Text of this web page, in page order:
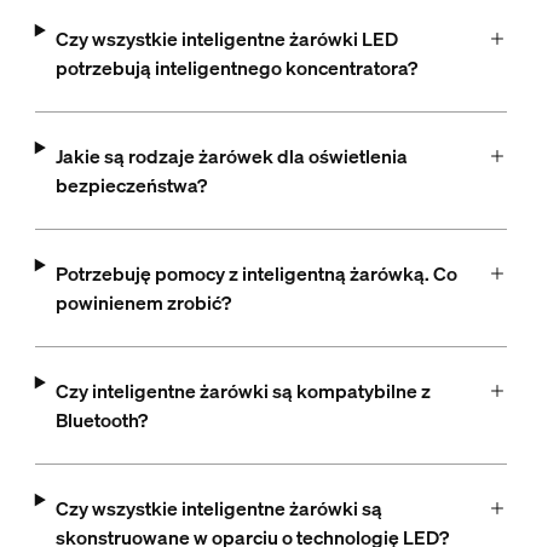
Czy wszystkie inteligentne żarówki LED
potrzebują inteligentnego koncentratora?
Jakie są rodzaje żarówek dla oświetlenia
bezpieczeństwa?
Potrzebuję pomocy z inteligentną żarówką. Co
powinienem zrobić?
Czy inteligentne żarówki są kompatybilne z
Bluetooth?
Czy wszystkie inteligentne żarówki są
skonstruowane w oparciu o technologię LED?